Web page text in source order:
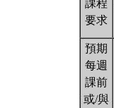
課程
要求
預期
每週
課前
或/與